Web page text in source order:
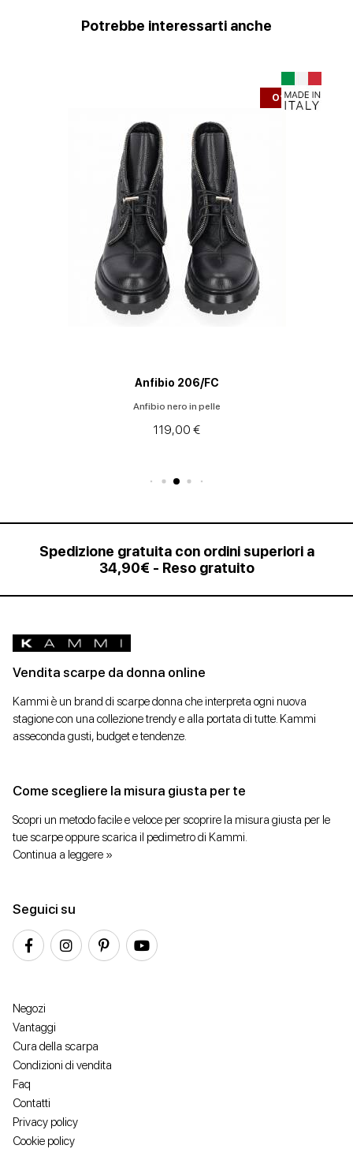
Potrebbe interessarti anche
Offerta
Anfibio 206/FC
Anfibio nero in pelle
119,00 €
Spedizione gratuita con ordini superiori a
34,90€ - Reso gratuito
Vendita scarpe da donna online
Kammi è un brand di scarpe donna che interpreta ogni nuova
stagione con una collezione trendy e alla portata di tutte. Kammi
asseconda gusti, budget e tendenze.
Come scegliere la misura giusta per te
Scopri un metodo facile e veloce per scoprire la misura giusta per le
tue scarpe oppure scarica il pedimetro di Kammi.
Continua a leggere »
Seguici su
Negozi
Vantaggi
Cura della scarpa
Condizioni di vendita
Faq
Contatti
Privacy policy
Cookie policy